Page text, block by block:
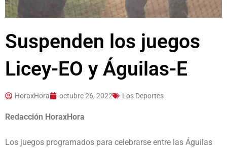
Suspenden los juegos
Licey-EO y Águilas-E
HoraxHora octubre 26, 2022 Los Deportes
Redacción HoraxHora
Los juegos programados para celebrarse entre las Águilas